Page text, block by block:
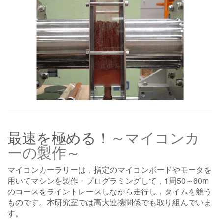
最速を極める！ ～マイコンカ
ーの製作～
マイコンカーラリーは，指定のマイコンボードやモータを
用いてマシンを製作・プログラミングして，1周50～60m
のコースをライントレースしながら走行し，タイムを競う
ものです。本研究室では高大連携関係でも取り組んでいま
す。